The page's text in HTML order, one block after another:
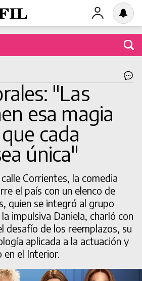
BUSCAR
"Las
esa magia
cada
única"
Corrientes, la comedia
el país con un elenco de
quien se integró al grupo
impulsiva Daniela, charló con
desafío de los reemplazos, su
aplicada a la actuación y
en el Interior.